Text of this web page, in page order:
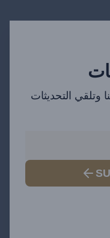
وتلقي التحديثات